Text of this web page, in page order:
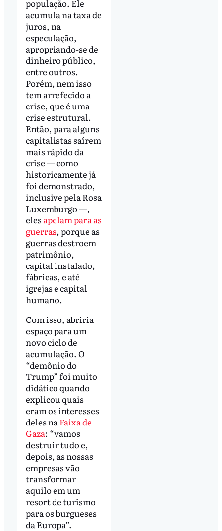
população. Ele
acumula na taxa de
juros, na
especulação,
apropriando-se de
dinheiro público,
entre outros.
Porém, nem isso
tem arrefecido a
crise, que é uma
crise estrutural.
Então, para alguns
capitalistas saírem
mais rápido da
crise — como
historicamente já
foi demonstrado,
inclusive pela Rosa
Luxemburgo —,
eles apelam para as
guerras, porque as
guerras destroem
patrimônio,
capital instalado,
fábricas, e até
igrejas e capital
humano.
Com isso, abriria
espaço para um
novo ciclo de
acumulação. O
“demônio do
Trump” foi muito
didático quando
explicou quais
eram os interesses
deles na Faixa de
Gaza: “vamos
destruir tudo e,
depois, as nossas
empresas vão
transformar
aquilo em um
resort de turismo
para os burgueses
da Europa”.